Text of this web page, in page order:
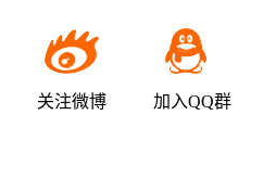
关注微博 加入QQ群